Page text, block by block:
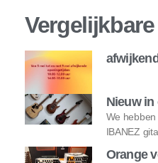
Nieuw
We
IBANEZ
Orange